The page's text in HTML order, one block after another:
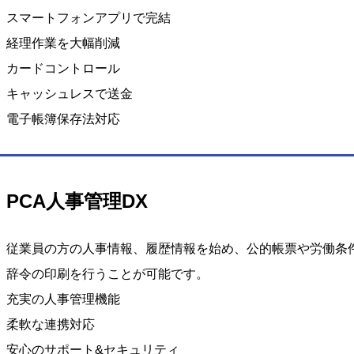
スマートフォンアプリで完結
経理作業を大幅削減
カードコントロール
キャッシュレスで送金
電子帳簿保存法対応
PCA人事管理DX
従業員の方の人事情報、履歴情報を始め、公的帳票や労働条
辞令の印刷を行うことが可能です。
充実の人事管理機能
柔軟な連携対応
安心のサポート&セキュリティ